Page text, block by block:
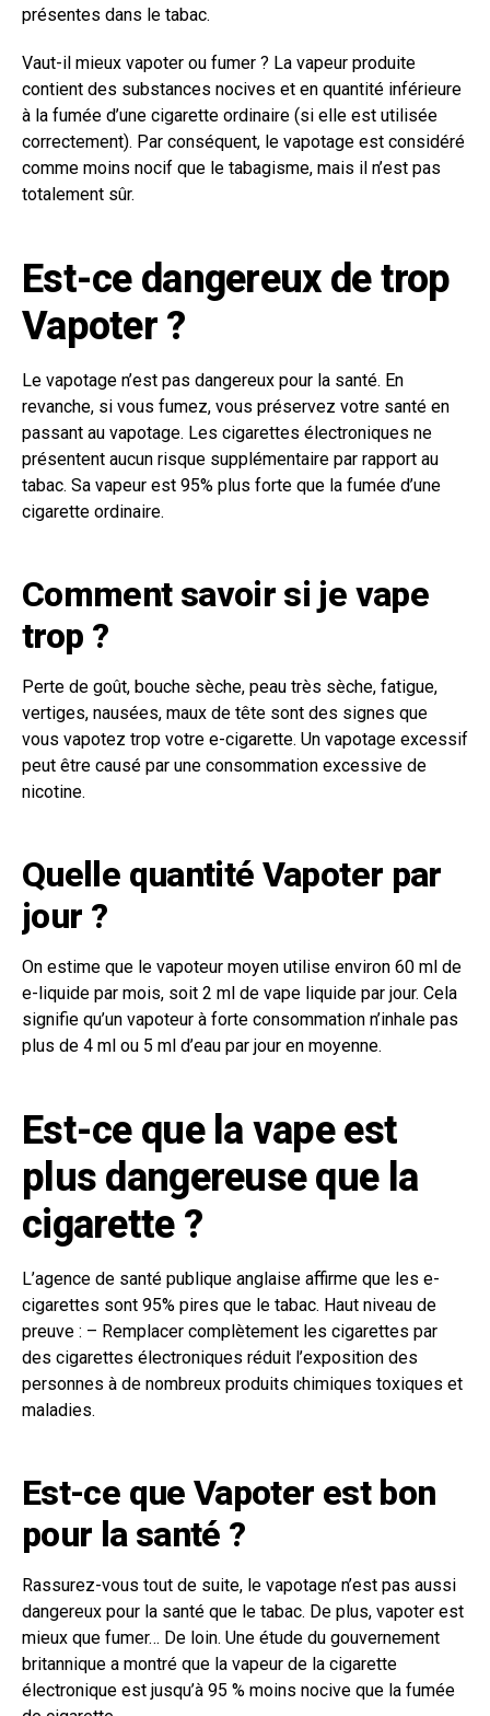
présentes dans le tabac.
Vaut-il mieux vapoter ou fumer ? La vapeur produite
contient des substances nocives et en quantité inférieure
à la fumée d’une cigarette ordinaire (si elle est utilisée
correctement). Par conséquent, le vapotage est considéré
comme moins nocif que le tabagisme, mais il n’est pas
totalement sûr.
Est-ce dangereux de trop
Vapoter ?
Le vapotage n’est pas dangereux pour la santé. En
revanche, si vous fumez, vous préservez votre santé en
passant au vapotage. Les cigarettes électroniques ne
présentent aucun risque supplémentaire par rapport au
tabac. Sa vapeur est 95% plus forte que la fumée d’une
cigarette ordinaire.
Comment savoir si je vape
trop ?
Perte de goût, bouche sèche, peau très sèche, fatigue,
vertiges, nausées, maux de tête sont des signes que
vous vapotez trop votre e-cigarette. Un vapotage excessif
peut être causé par une consommation excessive de
nicotine.
Quelle quantité Vapoter par
jour ?
On estime que le vapoteur moyen utilise environ 60 ml de
e-liquide par mois, soit 2 ml de vape liquide par jour. Cela
signifie qu’un vapoteur à forte consommation n’inhale pas
plus de 4 ml ou 5 ml d’eau par jour en moyenne.
Est-ce que la vape est
plus dangereuse que la
cigarette ?
L’agence de santé publique anglaise affirme que les e-
cigarettes sont 95% pires que le tabac. Haut niveau de
preuve : – Remplacer complètement les cigarettes par
des cigarettes électroniques réduit l’exposition des
personnes à de nombreux produits chimiques toxiques et
maladies.
Est-ce que Vapoter est bon
pour la santé ?
Rassurez-vous tout de suite, le vapotage n’est pas aussi
dangereux pour la santé que le tabac. De plus, vapoter est
mieux que fumer… De loin. Une étude du gouvernement
britannique a montré que la vapeur de la cigarette
électronique est jusqu’à 95 % moins nocive que la fumée